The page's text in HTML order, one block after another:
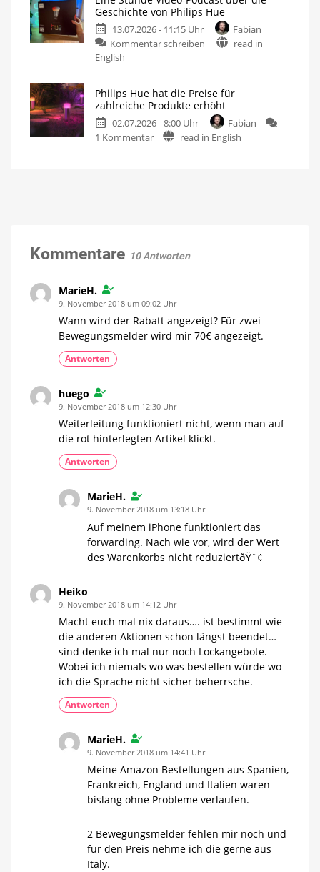
kaufen
15
sparen
5.71:
Verbesserungen
für
MotionAware
Geschichte von Philips Hue
13.07.2026 - 11:15 Uhr
Fabian
Kommentar schreiben
zu
Podcast
über
die
Geschichte
read in
English
Philips Hue hat die Preise für
zahlreiche Produkte erhöht
02.07.2026 - 8:00 Uhr
Fabian
1 Kommentarzu
erhöht
read in English
Kommentare 10 Antworten
MarieH.
9. November 2018 um 09:02 Uhr
Wann wird der Rabatt angezeigt? Für zwei
Bewegungsmelder wird mir 70€ angezeigt.
Antworten
huego
9. November 2018 um 12:30 Uhr
Weiterleitung funktioniert nicht, wenn man auf
die rot hinterlegten Artikel klickt.
Antworten
MarieH.
9. November 2018 um 13:18 Uhr
Auf meinem iPhone funktioniert das
forwarding. Nach wie vor, wird der Wert
des Warenkorbs nicht reduziertðŸ˜¢
Heiko
9. November 2018 um 14:12 Uhr
Macht euch mal nix daraus…. ist bestimmt wie
die anderen Aktionen schon längst beendet…
sind denke ich mal nur noch Lockangebote.
Wobei ich niemals wo was bestellen würde wo
ich die Sprache nicht sicher beherrsche.
Antworten
MarieH.
9. November 2018 um 14:41 Uhr
Meine Amazon Bestellungen aus Spanien,
Frankreich, England und Italien waren
bislang ohne Probleme verlaufen.
2 Bewegungsmelder fehlen mir noch und
für den Preis nehme ich die gerne aus
Italy.